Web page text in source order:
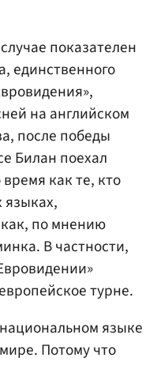
показателен
а, единственного
на английском
после победы
Билан поехал
как те, кто
по мнению
В частности,
турне.
языке
Потому что